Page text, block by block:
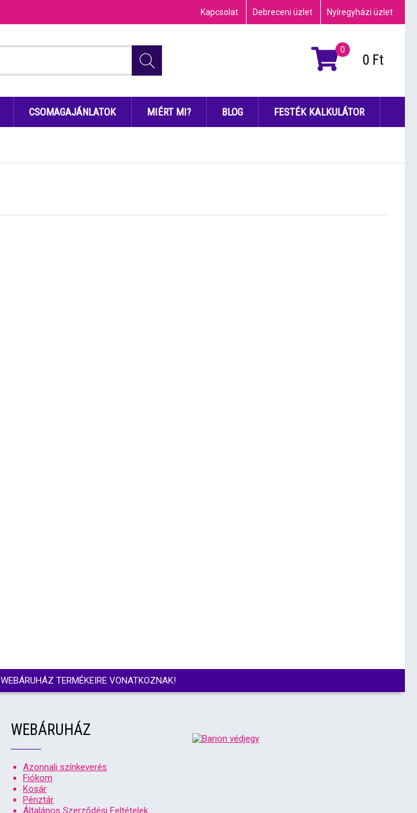
Kapcsolat Debreceni üzlet Nyíregyházi üzlet
0
0 Ft
CSOMAGAJÁNLATOK MIÉRT MI? BLOG FESTÉK KALKULÁTOR
TERMÉKEIRE VONATKOZNAK!
WEBÁRUHÁZ
Azonnali színkeverés
Fiókom
Kosár
Pénztár
Általános Szerződési Feltételek